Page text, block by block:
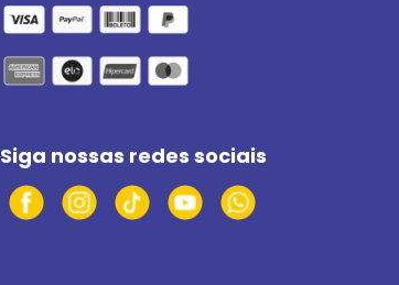
Siga nossas redes sociais